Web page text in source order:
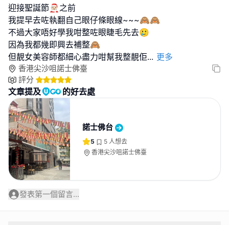
迎接聖誕節🧑🏻‍🎄之前
我提早去咗執翻自己眼仔條眼線~~~🙈🙈
不過大家唔好學我咁整咗眼睫毛先去🥲
因為我都幾即興去補整🙈
但靚女美容師都細心盡力咁幫我整靚佢... 更多
香港尖沙咀諾士佛臺
評分
文章提及 的好去處
諾士佛台
5 5 人想去
香港尖沙咀諾士佛臺
發表第一個留言...